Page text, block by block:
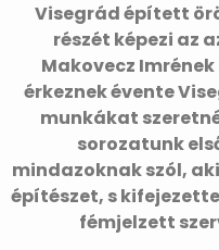
Visegrád épített
részét képezi az
Makovecz
érkeznek évente
munkákat
sorozatunk
mindazoknak szól,
építészet, s
fémjelzett